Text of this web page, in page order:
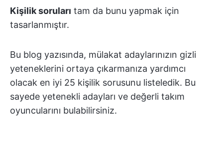
Kişilik soruları tam da bunu yapmak için
tasarlanmıştır.
Bu blog yazısında, mülakat adaylarınızın gizli
yeteneklerini ortaya çıkarmanıza yardımcı
olacak en iyi 25 kişilik sorusunu listeledik. Bu
sayede yetenekli adayları ve değerli takım
oyuncularını bulabilirsiniz.